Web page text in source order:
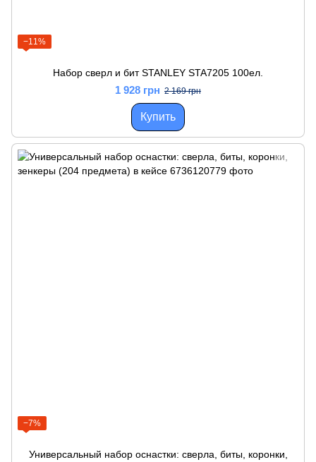
−11%
Набор сверл и бит STANLEY STA7205 100ел.
1 928 грн 2 169 грн
Купить
−7%
Универсальный набор оснастки: сверла, биты, коронки,